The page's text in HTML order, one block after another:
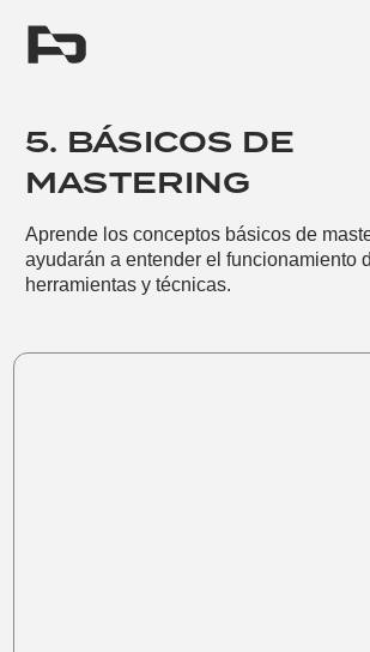
5. BÁSICOS DE
MASTERING
Aprende los conceptos básicos de
ayudarán a entender el funcionamiento
herramientas y técnicas.